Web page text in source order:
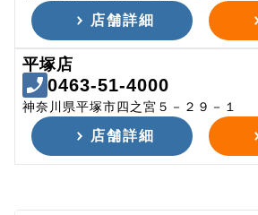
店舗詳細
平塚店
0463-51-4000
神奈川県平塚市四之宮５－２９－１
店舗詳細